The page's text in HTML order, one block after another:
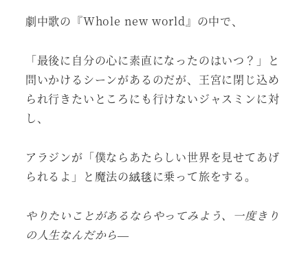
劇中歌の『Whole new world』の中で、
「最後に自分の心に素直になったのはいつ？」と
問いかけるシーンがあるのだが、王宮に閉じ込め
られ行きたいところにも行けないジャスミンに対
し、
アラジンが「僕ならあたらしい世界を見せてあげ
られるよ」と魔法の絨毯に乗って旅をする。
やりたいことがあるならやってみよう、一度きり
の人生なんだから—